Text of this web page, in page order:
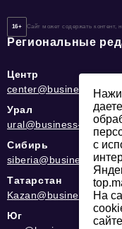
16+ Сайт может содержать контент,
Региональные
Центр
center@business-
Урал
ural@business-
Сибирь
siberia@business-
Татарстан
Kazan@business-
Юг
с
На